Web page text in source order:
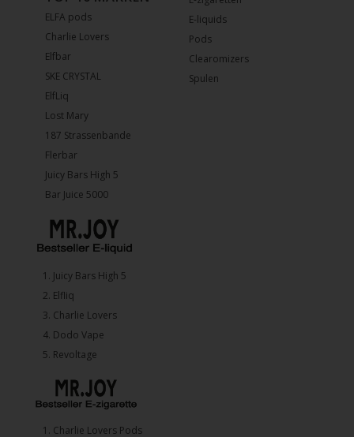
E-liquids
Pods
Clearomizers
Spulen
ELFA pods
Charlie Lovers
Elfbar
SKE CRYSTAL
ElfLiq
Lost Mary
187 Strassenbande
Flerbar
Juicy Bars High 5
Bar Juice 5000
1.⁠ ⁠Juicy Bars High 5
2.⁠ ⁠⁠Elfliq
3.⁠ ⁠⁠Charlie Lovers
4.⁠ ⁠⁠Dodo Vape
5. ⁠Revoltage
1.⁠ ⁠Charlie Lovers Pods